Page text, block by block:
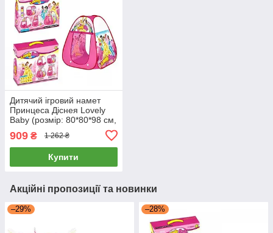
Дитячий ігровий намет
Принцеса Діснея Lovely
Baby (розмір: 80*80*98 см,
909 ₴ 1 262 ₴
Купити
Акційні пропозиції та новинки
–29% –28%